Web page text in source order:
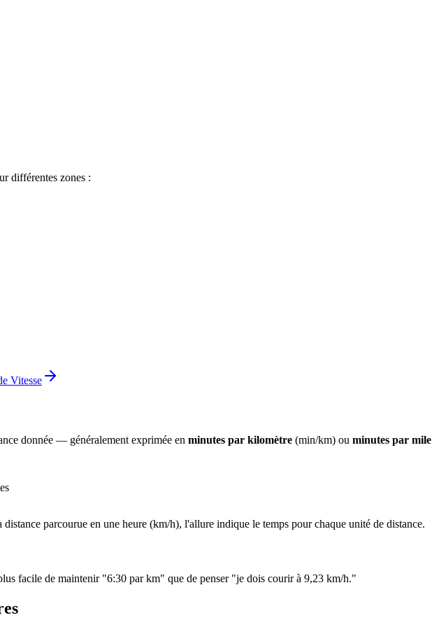
différentes zones :
Vitesse
donnée — généralement exprimée en minutes par kilomètre (min/km) ou minutes par mile
parcourue en une heure (km/h), l'allure indique le temps pour chaque unité de distance.
facile de maintenir "6:30 par km" que de penser "je dois courir à 9,23 km/h."